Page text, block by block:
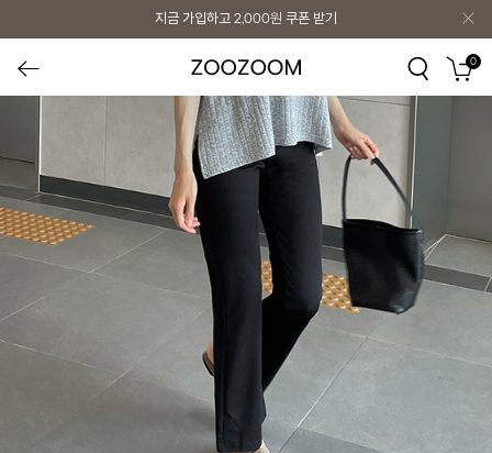
지금 가입하고 2,000원 쿠폰 받기
0